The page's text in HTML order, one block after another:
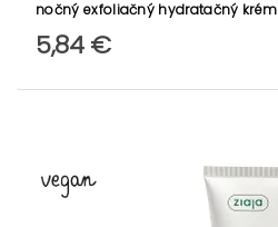
nočný exfoliačný hydratačný krém
5,84 €